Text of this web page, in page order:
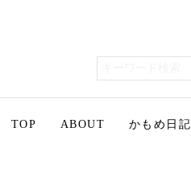
TOP ABOUT かもめ日記